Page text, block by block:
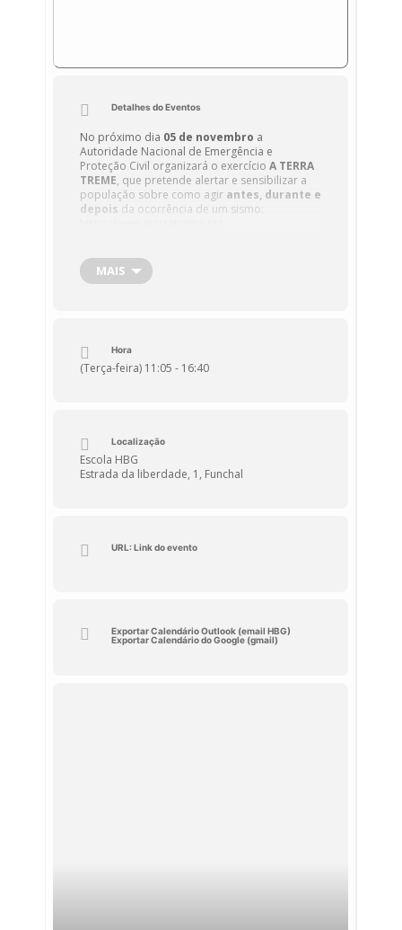
Detalhes do Eventos
No próximo dia 05 de novembro a
Autoridade Nacional de Emergência e
Proteção Civil organizará o exercício A TERRA
TREME, que pretende alertar e sensibilizar a
população sobre como agir antes, durante e
depois da ocorrência de um sismo:
são a melhor resposta para nos protegermos
em caso de sismo. O exercício ajudará a
MAIS
Hora
(Terça-feira) 11:05 - 16:40
Localização
Escola HBG
Estrada da liberdade, 1, Funchal
URL: Link do evento
Exportar Calendário Outlook (email HBG)
Exportar Calendário do Google (gmail)